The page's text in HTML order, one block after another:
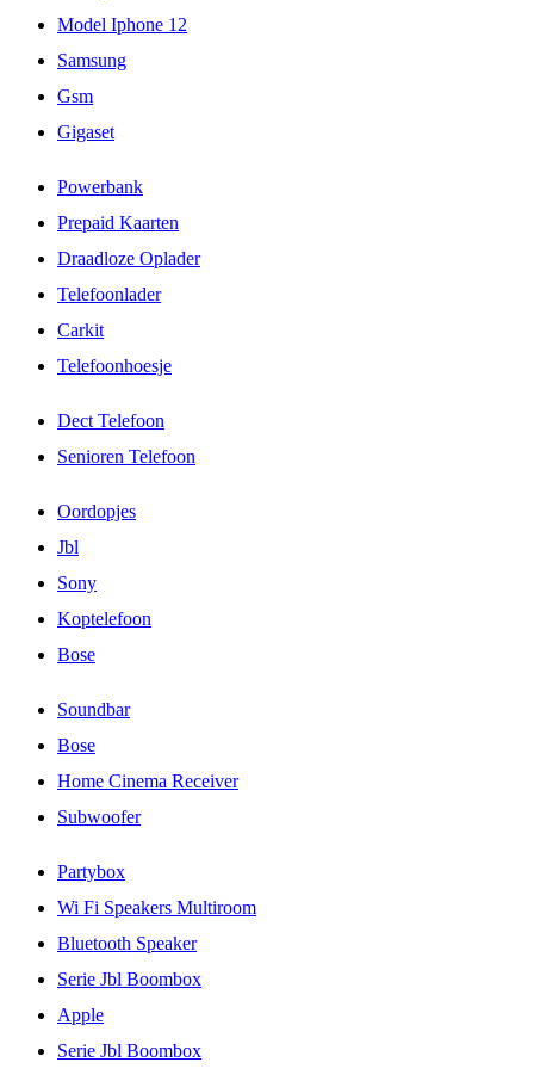
Model Iphone 12
Samsung
Gsm
Gigaset
Powerbank
Prepaid Kaarten
Draadloze Oplader
Telefoonlader
Carkit
Telefoonhoesje
Dect Telefoon
Senioren Telefoon
Oordopjes
Jbl
Sony
Koptelefoon
Bose
Soundbar
Bose
Home Cinema Receiver
Subwoofer
Partybox
Wi Fi Speakers Multiroom
Bluetooth Speaker
Serie Jbl Boombox
Apple
Serie Jbl Boombox